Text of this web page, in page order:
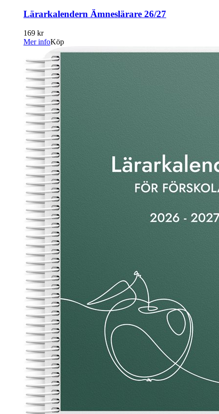
Lärarkalendern Ämneslärare 26/27
169 kr
Mer infoKöp